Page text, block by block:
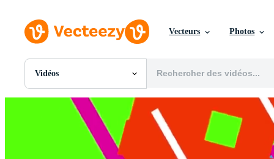
Vecteurs Photos
Vidéos
Toutes Images
Photos